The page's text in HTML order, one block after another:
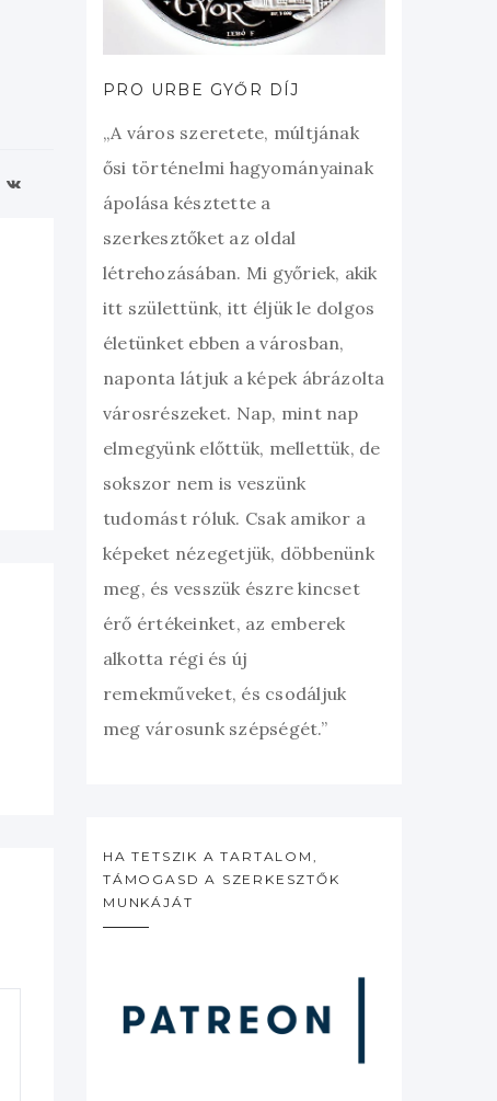
PRO URBE GYŐR DÍJ
„A város szeretete, múltjának
ősi történelmi hagyományainak
ápolása késztette a
szerkesztőket az oldal
létrehozásában. Mi győriek, akik
itt születtünk, itt éljük le dolgos
életünket ebben a városban,
naponta látjuk a képek ábrázolta
városrészeket. Nap, mint nap
elmegyünk előttük, mellettük, de
sokszor nem is veszünk
tudomást róluk. Csak amikor a
képeket nézegetjük, döbbenünk
meg, és vesszük észre kincset
érő értékeinket, az emberek
alkotta régi és új
remekműveket, és csodáljuk
meg városunk szépségét.”
HA TETSZIK A TARTALOM,
TÁMOGASD A SZERKESZTŐK
MUNKÁJÁT